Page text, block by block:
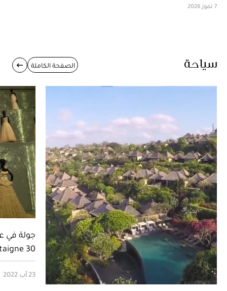
7 تموز 2026
سياحة الصفحة الكاملة
جولة في
30 Montaigne
23 آب 2022